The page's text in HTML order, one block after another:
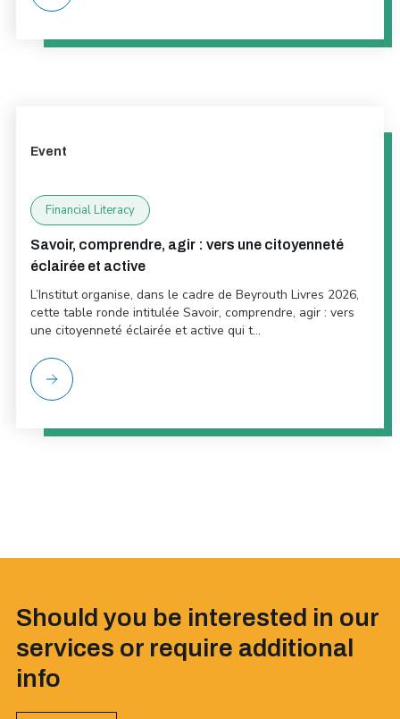
Event
Financial Literacy
Savoir, comprendre, agir : vers une citoyenneté
éclairée et active
L’Institut organise, dans le cadre de Beyrouth Livres 2026,
cette table ronde intitulée Savoir, comprendre, agir : vers
une citoyenneté éclairée et active qui t...
Should you be interested in our
services or require additional
info